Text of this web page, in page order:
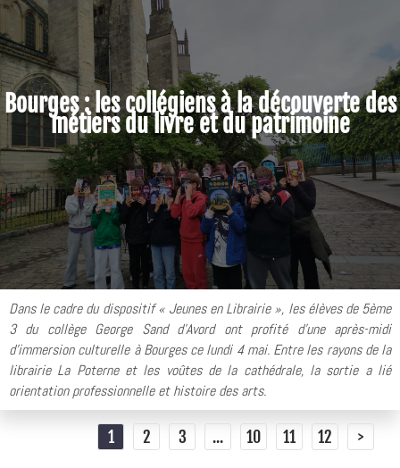
Bourges : les collégiens à la découverte des
métiers du livre et du patrimoine
Dans le cadre du dispositif « Jeunes en Librairie », les élèves de 5ème
3 du collège George Sand d’Avord ont profité d'une après-midi
d'immersion culturelle à Bourges ce lundi 4 mai. Entre les rayons de la
librairie La Poterne et les voûtes de la cathédrale, la sortie a lié
orientation professionnelle et histoire des arts.
1 2 3 ... 10 11 12 >